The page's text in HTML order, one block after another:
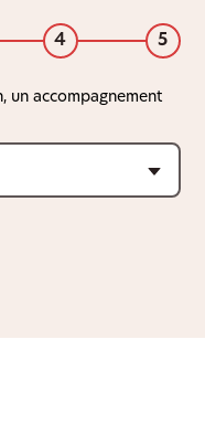
4 5
un accompagnement